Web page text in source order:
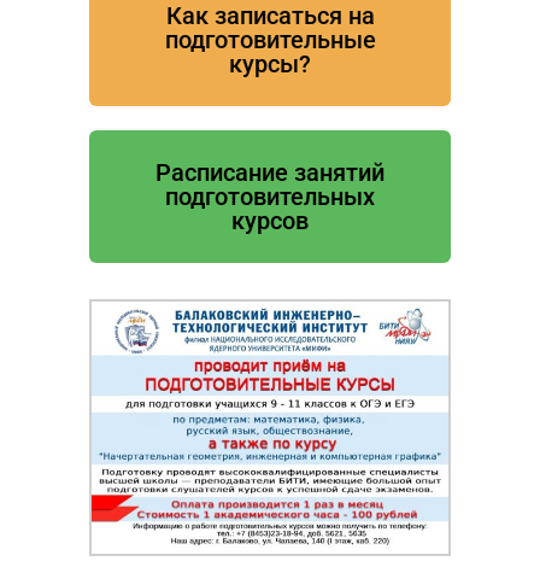
Как записаться на
подготовительные
курсы?
Расписание занятий
подготовительных
курсов